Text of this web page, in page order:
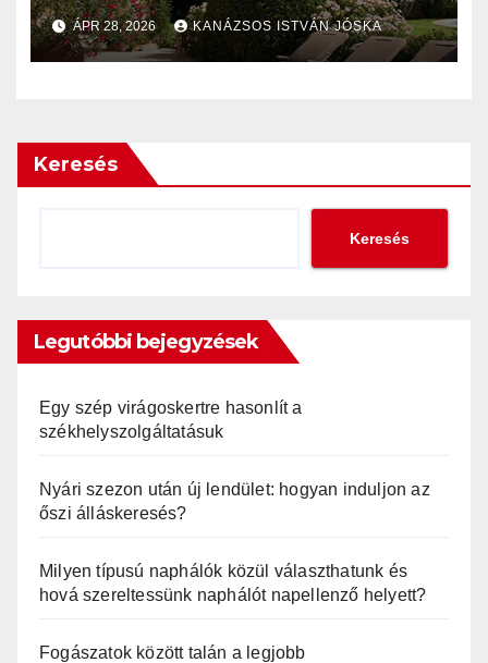
szereltessünk naphálót
napellenző helyett?
ÁPR 28, 2026 KANÁZSOS ISTVÁN JÓSKA
Keresés
Keresés
Legutóbbi bejegyzések
Egy szép virágoskertre hasonlít a
székhelyszolgáltatásuk
Nyári szezon után új lendület: hogyan induljon az
őszi álláskeresés?
Milyen típusú naphálók közül választhatunk és
hová szereltessünk naphálót napellenző helyett?
Fogászatok között talán a legjobb